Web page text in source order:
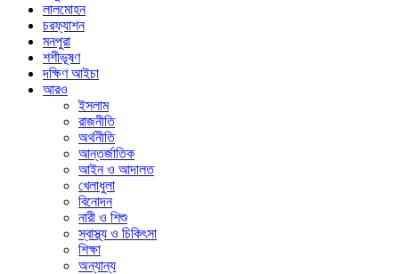
লালমোহন
চরফ্যাশন
মনপুরা
শশীভূষণ
দক্ষিণ আইচা
আরও
ইসলাম
রাজনীতি
অর্থনীতি
আন্তর্জাতিক
আইন ও আদালত
খেলাধুলা
বিনোদন
নারী ও শিশু
স্বাস্থ্য ও চিকিৎসা
শিক্ষা
অন্যান্য